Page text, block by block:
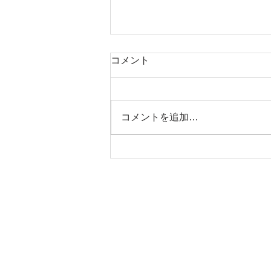
コメント
コメントを追加…